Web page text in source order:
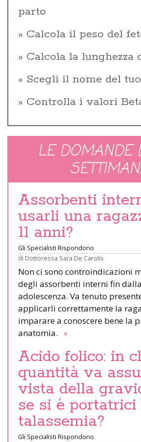
parto
Calcola il peso del
Calcola la lunghezza
Scegli il nome del
Controlla i valori
LE DOMANDE
Assorbenti
usarli una
11 anni?
Gli Specialisti Rispondono
di Dottoressa Sara De Carolis
Non ci sono controindicazioni
degli assorbenti interni fin
adolescenza. Va tenuto
applicarli correttamente la
imparare a conoscere bene la
anatomia. »
Acido folico: in
quantità va
vista della
se si è portatrici
talassemia?
Gli Specialisti Rispondono